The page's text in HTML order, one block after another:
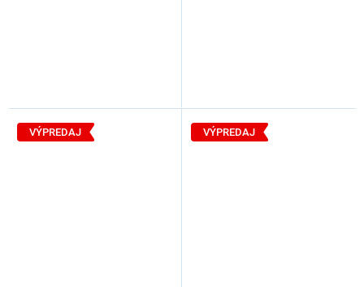
VÝPREDAJ VÝPREDAJ